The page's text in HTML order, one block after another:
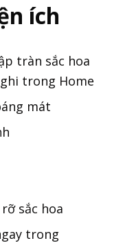
ích
tràn sắc hoa
trong Home
mát
sắc hoa
trong